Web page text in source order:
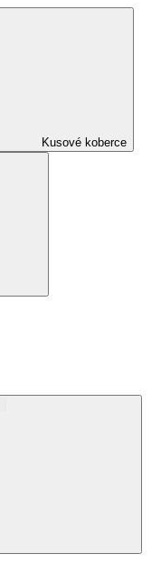
Kusové koberce